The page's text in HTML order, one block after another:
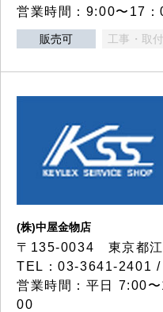
営業時間：9:00〜17
販売可 工事・取
(株)中屋金物店
〒135-0034 東京都
TEL：03-3641-2401
営業時間：平日 7:00
00